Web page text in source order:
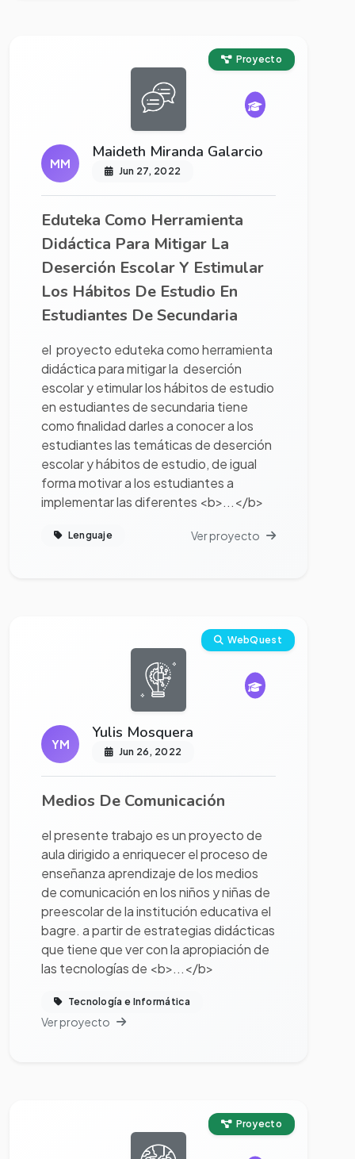
Proyecto
MM
Maideth Miranda Galarcio
Jun 27, 2022
Eduteka Como Herramienta
Didáctica Para Mitigar La
Deserción Escolar Y Estimular
Los Hábitos De Estudio En
Estudiantes De Secundaria
el proyecto eduteka como herramienta
didáctica para mitigar la deserción
escolar y etimular los hábitos de estudio
en estudiantes de secundaria tiene
como finalidad darles a conocer a los
estudiantes las temáticas de deserción
escolar y hábitos de estudio, de igual
forma motivar a los estudiantes a
implementar las diferentes <b>...</b>
Lenguaje Ver proyecto
WebQuest
YM
Yulis Mosquera
Jun 26, 2022
Medios De Comunicación
el presente trabajo es un proyecto de
aula dirigido a enriquecer el proceso de
enseñanza aprendizaje de los medios
de comunicación en los niños y niñas de
preescolar de la institución educativa el
bagre. a partir de estrategias didácticas
que tiene que ver con la apropiación de
las tecnologías de <b>...</b>
Tecnología e Informática
Ver proyecto
Proyecto